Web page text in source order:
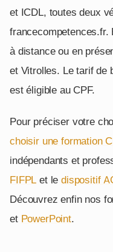
et ICDL, toutes deux
à distance ou en
et Vitrolles. Le tarif de
est éligible au CPF.
Pour préciser votre
choisir une formation
indépendants et
FIFPL et ledispositif
Découvrez enfin nos
et PowerPoint.